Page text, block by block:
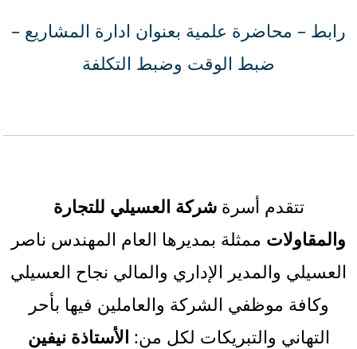
رابط – محاضرة علمية بعنوان ادارة المشاريع –
ضبط الوقت وضبط التكلفة
تتقدم أسرةشركة العسيلي للتجارة
والمقاولات ممثلة بمديرها العام المهندس ناصر
العسيلي والمدير الإداري والمالي نجاح العسيلي
وكافة موظفي الشركة والعاملين فيها بأحر
التهاني والتبريكات لكل من: الأستاذة نيفين